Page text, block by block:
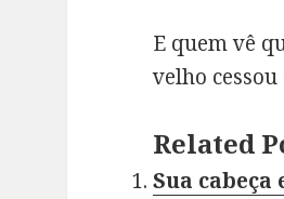
E quem vê
velho cessou
Related
Sua